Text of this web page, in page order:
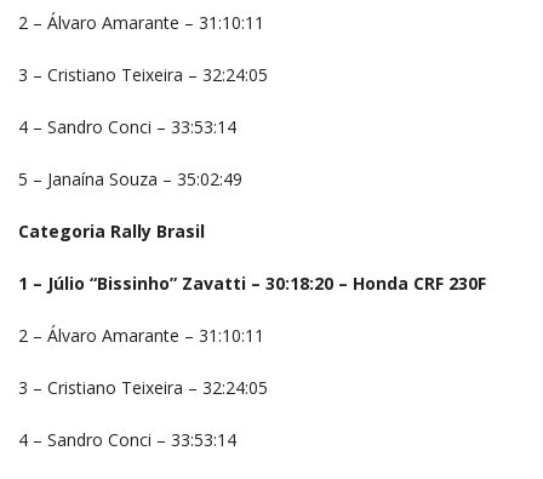
2 – Álvaro Amarante – 31:10:11
3 – Cristiano Teixeira – 32:24:05
4 – Sandro Conci – 33:53:14
5 – Janaína Souza – 35:02:49
Categoria Rally Brasil
1 – Júlio “Bissinho” Zavatti – 30:18:20 – Honda CRF 230F
2 – Álvaro Amarante – 31:10:11
3 – Cristiano Teixeira – 32:24:05
4 – Sandro Conci – 33:53:14